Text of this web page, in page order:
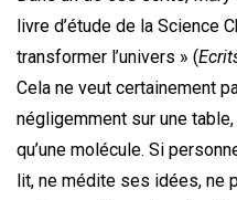
livre d’étude de la Science
transformer l’univers » (
Cela ne veut certainement
négligemment sur une
qu’une molécule. Si
lit, ne médite ses idées, ne